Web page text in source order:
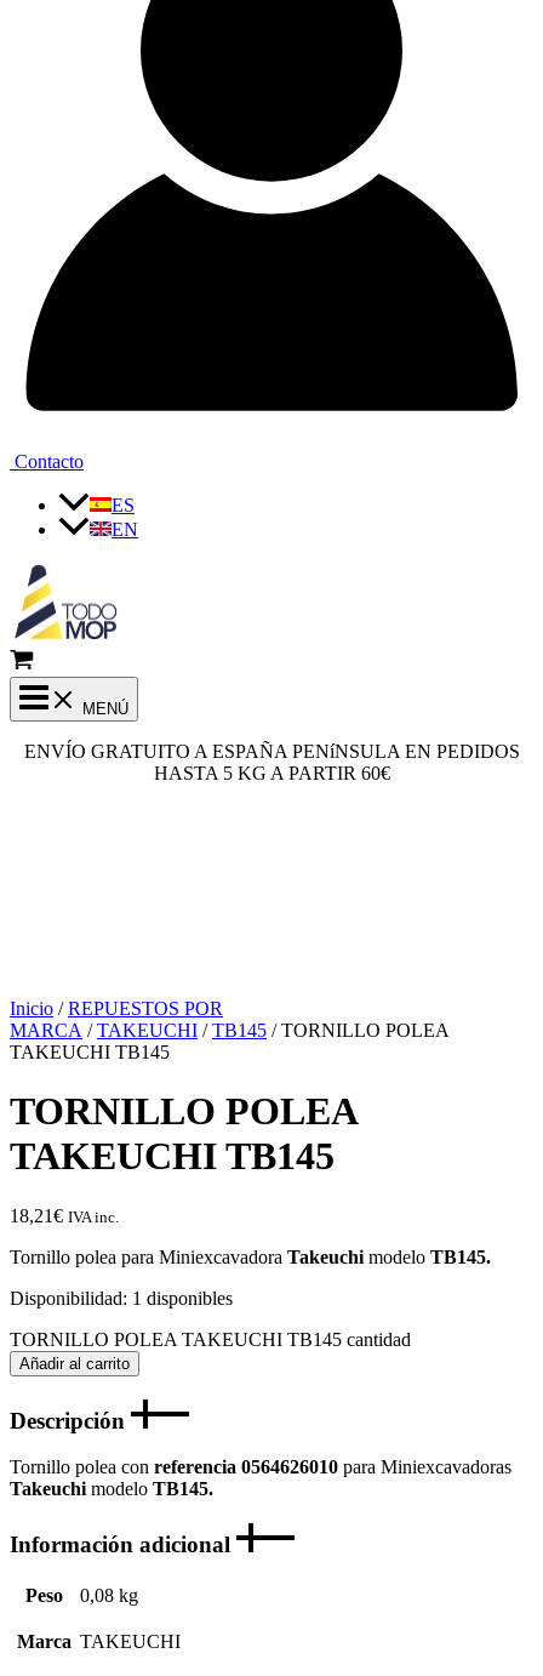
Contacto
ES
EN
MENÚ
ENVÍO GRATUITO A ESPAÑA PENíNSULA EN PEDIDOS
HASTA 5 KG A PARTIR 60€
Inicio /REPUESTOS POR
MARCA /TAKEUCHI /TB145 / TORNILLO POLEA
TAKEUCHI TB145
TORNILLO POLEA
TAKEUCHI TB145
18,21€ IVA inc.
Tornillo polea para Miniexcavadora Takeuchi modelo TB145.
Disponibilidad: 1 disponibles
TORNILLO POLEA TAKEUCHI TB145 cantidad
Añadir al carrito
Descripción
Tornillo polea con referencia 0564626010 para Miniexcavadoras
Takeuchi modelo TB145.
Información adicional
Peso 0,08 kg
Marca TAKEUCHI